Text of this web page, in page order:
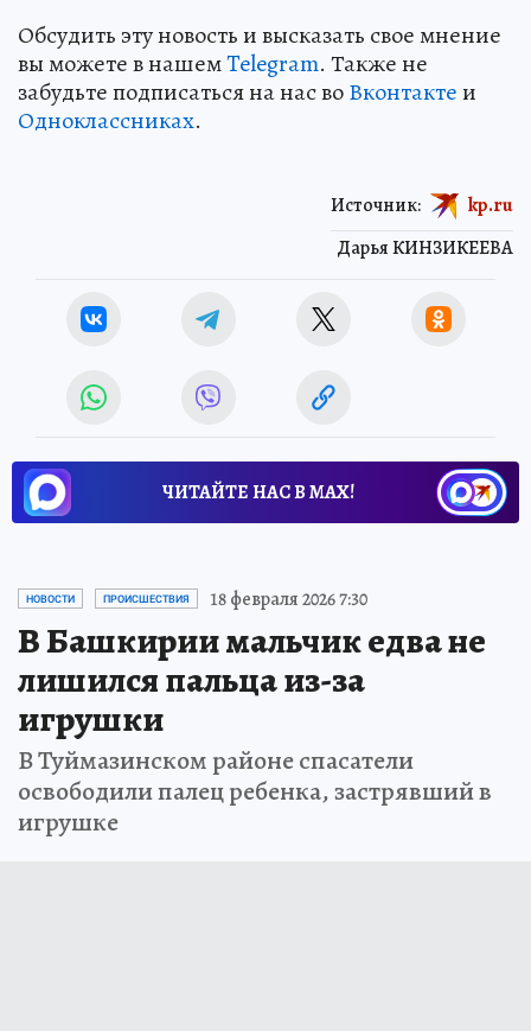
Обсудить эту новость и высказать свое мнение
вы можете в нашемTelegram. Также не
забудьте подписаться на нас воВконтактеи
Одноклассниках.
Дарья КИНЗИКЕЕВА
Источник: kp.ru
ЧИТАЙТЕ НАС В МАХ!
НОВОСТИ ПРОИСШЕСТВИЯ 18 февраля 2026 7:30
В Башкирии мальчик едва не
лишился пальца из-за
игрушки
В Туймазинском районе спасатели
освободили палец ребенка, застрявший в
игрушке